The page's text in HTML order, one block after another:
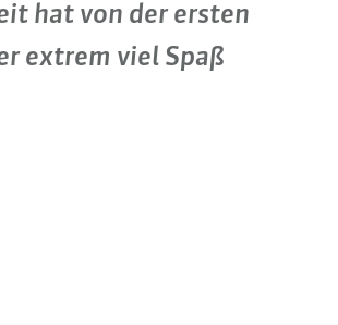
hat von der ersten
extrem viel Spaß